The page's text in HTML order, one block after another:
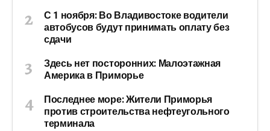
С 1 ноября: Во Владивостоке водители
автобусов будут принимать оплату без
сдачи
Здесь нет посторонних: Малоэтажная
Америка в Приморье
Последнее море: Жители Приморья
против строительства нефтеугольного
терминала